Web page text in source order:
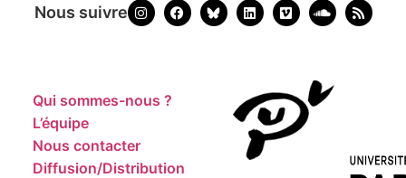
Nous suivre
Qui sommes-nous ?
L’équipe
Nous contacter
Diffusion/Distribution